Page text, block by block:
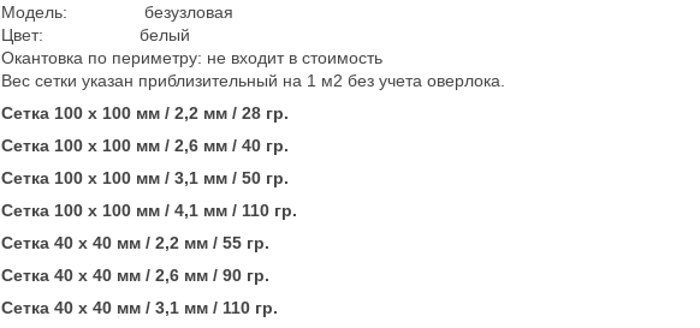
Модель: безузловая
Цвет: белый
Окантовка по периметру: не входит в стоимость
Вес сетки указан приблизительный на 1 м2 без учета оверлока.
Сетка 100 х 100 мм / 2,2 мм / 28 гр.
Сетка 100 х 100 мм / 2,6 мм / 40 гр.
Сетка 100 х 100 мм / 3,1 мм / 50 гр.
Сетка 100 х 100 мм / 4,1 мм / 110 гр.
Сетка 40 х 40 мм / 2,2 мм / 55 гр.
Сетка 40 х 40 мм / 2,6 мм / 90 гр.
Сетка 40 х 40 мм / 3,1 мм / 110 гр.